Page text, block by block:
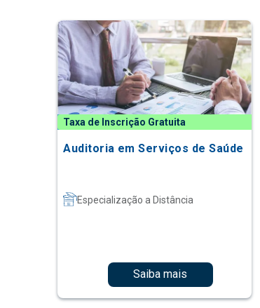
Taxa de Inscrição Gratuita
Auditoria em Serviços de Saúde
Especialização a Distância
Saiba mais